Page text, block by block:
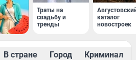
Траты на
свадьбу и
тренды
каталог
новостроек
В стране Город Криминал